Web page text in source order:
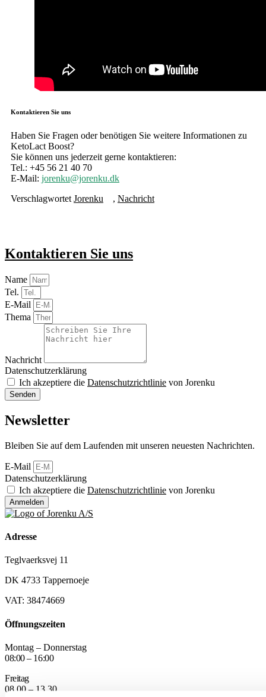
Kontaktieren Sie uns
Haben Sie Fragen oder benötigen Sie weitere Informationen zu
KetoLact Boost?
Sie können uns jederzeit gerne kontaktieren:
Tel.: +45 56 21 40 70
E-Mail: jorenku@jorenku.dk
Verschlagwortet Jorenku , Nachricht
Kontaktieren Sie uns
Name
Tel.
E-Mail
Thema
Nachricht
Datenschutzerklärung
Ich akzeptiere die Datenschutzrichtlinie von Jorenku
Senden
Newsletter
Bleiben Sie auf dem Laufenden mit unseren neuesten Nachrichten.
E-Mail
Datenschutzerklärung
Ich akzeptiere die Datenschutzrichtlinie von Jorenku
Anmelden
Adresse
Teglvaerksvej 11
DK 4733 Tappernoeje
VAT: 38474669
Öffnungszeiten
Montag – Donnerstag
08:00 – 16:00
Freitag
08.00 – 13.30